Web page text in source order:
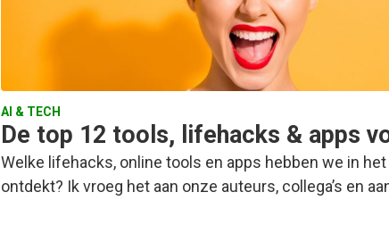
AI & TECH
De top 12 tools, lifehacks & apps
Welke lifehacks, online tools en apps hebben we in
ontdekt? Ik vroeg het aan onze auteurs, collega’s en